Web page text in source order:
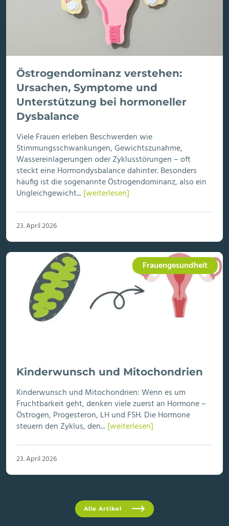
Östrogendominanz verstehen:
Ursachen, Symptome und
Unterstützung bei hormoneller
Dysbalance
Viele Frauen erleben Beschwerden wie
Stimmungsschwankungen, Gewichtszunahme,
Wassereinlagerungen oder Zyklusstörungen – oft
steckt eine Hormondysbalance dahinter. Besonders
häufig ist die sogenannte Östrogendominanz, also ein
Ungleichgewicht...[weiterlesen]
23. April 2026
Frauengesundheit
Kinderwunsch und Mitochondrien
Kinderwunsch und Mitochondrien: Wenn es um
Fruchtbarkeit geht, denken viele zuerst an Hormone –
Östrogen, Progesteron, LH und FSH. Die Hormone
steuern den Zyklus, den...[weiterlesen]
23. April 2026
Alle Artikel